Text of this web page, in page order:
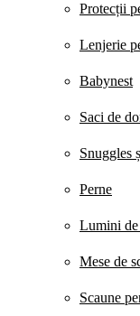
Protecții
Lenjerie
Babynest
Saci de
Snuggles
Perne
Lumini de
Mese de
Scaune